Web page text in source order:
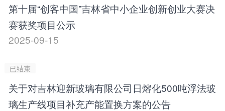
第十届“创客中国”吉林省中小企业创新创业大赛决
赛获奖项目公示
2025-09-15
已结束
关于对吉林迎新玻璃有限公司日熔化500吨浮法玻
璃生产线项目补充产能置换方案的公告